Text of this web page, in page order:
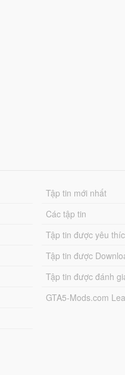
Tập tin mới nhất
Các tập tin
Tập tin được yêu
Tập tin được
Tập tin được đánh
GTA5-Mods.com